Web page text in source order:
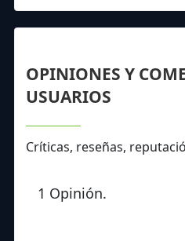
OPINIONES Y
USUARIOS
Críticas, reseñas,
1 Opinión.